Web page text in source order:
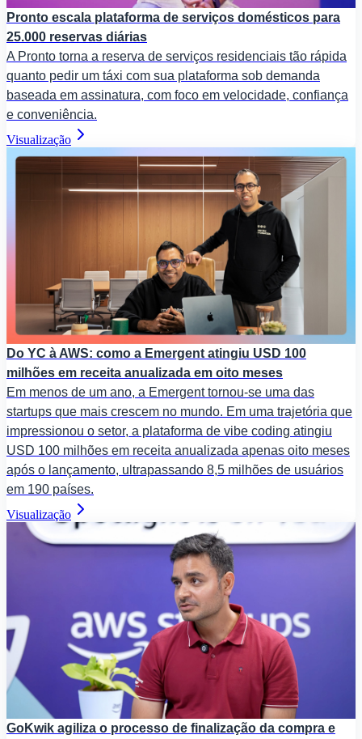
Pronto escala plataforma de serviços domésticos para
25.000 reservas diárias
A Pronto torna a reserva de serviços residenciais tão rápida
quanto pedir um táxi com sua plataforma sob demanda
baseada em assinatura, com foco em velocidade, confiança
e conveniência.
Visualização
Do YC à AWS: como a Emergent atingiu USD 100
milhões em receita anualizada em oito meses
Em menos de um ano, a Emergent tornou-se uma das
startups que mais crescem no mundo. Em uma trajetória que
impressionou o setor, a plataforma de vibe coding atingiu
USD 100 milhões em receita anualizada apenas oito meses
após o lançamento, ultrapassando 8,5 milhões de usuários
em 190 países.
Visualização
GoKwik agiliza o processo de finalização da compra e